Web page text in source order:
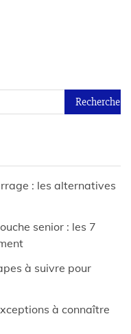
: les alternatives
senior : les 7
à suivre pour
à connaître